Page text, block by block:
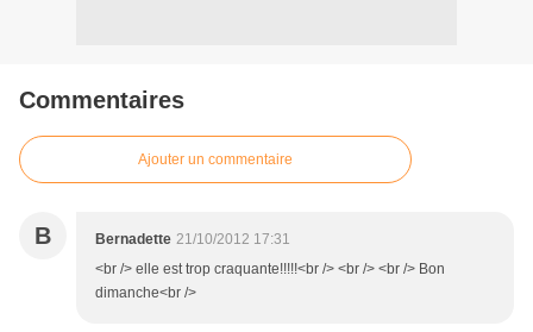
Commentaires
Ajouter un commentaire
B Bernadette 21/10/2012 17:31
<br /> elle est trop craquante!!!!!<br /> <br /> <br /> Bon
dimanche<br />